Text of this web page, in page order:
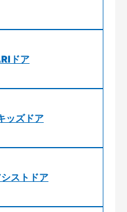
ドア
ッズドア
ストドア